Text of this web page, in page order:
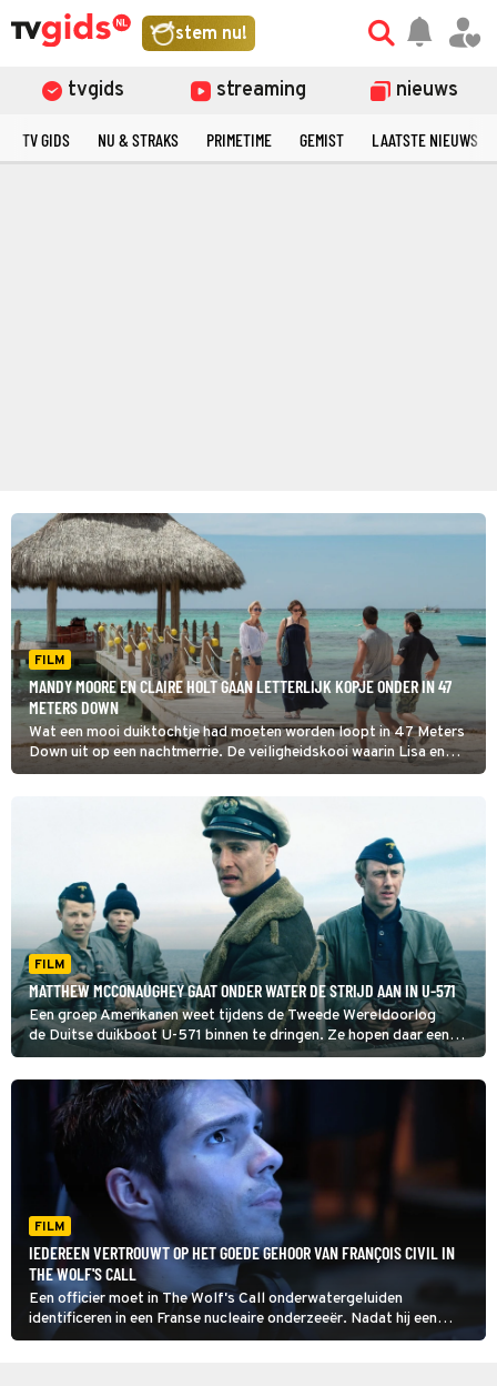
stem nu!
tvgids streaming nieuws
TV GIDS NU & STRAKS PRIMETIME GEMIST LAATSTE NIEUWS
FILM
MANDY MOORE EN CLAIRE HOLT GAAN LETTERLIJK KOPJE ONDER IN 47
METERS DOWN
Wat een mooi duiktochtje had moeten worden loopt in 47 Meters
Down uit op een nachtmerrie. De veiligheidskooi waarin Lisa en
haar zus Kate zitten, zinkt naar de zeebodem.
FILM
MATTHEW MCCONAUGHEY GAAT ONDER WATER DE STRIJD AAN IN U-571
Een groep Amerikanen weet tijdens de Tweede Wereldoorlog
de Duitse duikboot U-571 binnen te dringen. Ze hopen daar een
Enigma-codeermachine te bemachtigen.
FILM
IEDEREEN VERTROUWT OP HET GOEDE GEHOOR VAN FRANÇOIS CIVIL IN
THE WOLF'S CALL
Een officier moet in The Wolf's Call onderwatergeluiden
identificeren in een Franse nucleaire onderzeeër. Nadat hij een
geluid verkeerd inschat is de hele bemanning in gevaar.